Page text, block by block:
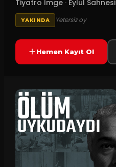
Tiyatro İmge · Eylül Sahnesi
YAKINDA Yetersiz oy
Hemen Kayıt Ol